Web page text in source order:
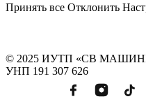
Принять все Отклонить
© 2025 ИУТП «СВ
УНП 191 307 626